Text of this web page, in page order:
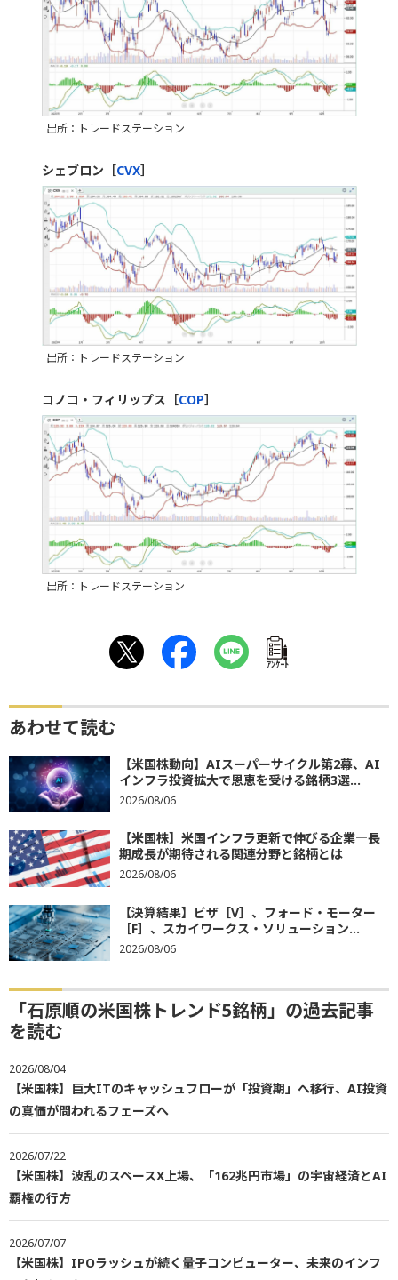
出所：トレードステーション
シェブロン［CVX］
出所：トレードステーション
コノコ・フィリップス［COP］
出所：トレードステーション
ｱﾝｹｰﾄ
あわせて読む
【米国株動向】AIスーパーサイクル第2幕、AI
インフラ投資拡大で恩恵を受ける銘柄3選...
2026/08/06
【米国株】米国インフラ更新で伸びる企業―長
期成長が期待される関連分野と銘柄とは
2026/08/06
【決算結果】ビザ［V］、フォード・モーター
［F］、スカイワークス・ソリューション...
2026/08/06
「石原順の米国株トレンド5銘柄」の過去記事
を読む
2026/08/04
【米国株】巨大ITのキャッシュフローが「投資期」へ移行、AI投資
の真価が問われるフェーズへ
2026/07/22
【米国株】波乱のスペースX上場、「162兆円市場」の宇宙経済とAI
覇権の行方
2026/07/07
【米国株】IPOラッシュが続く量子コンピューター、未来のインフ